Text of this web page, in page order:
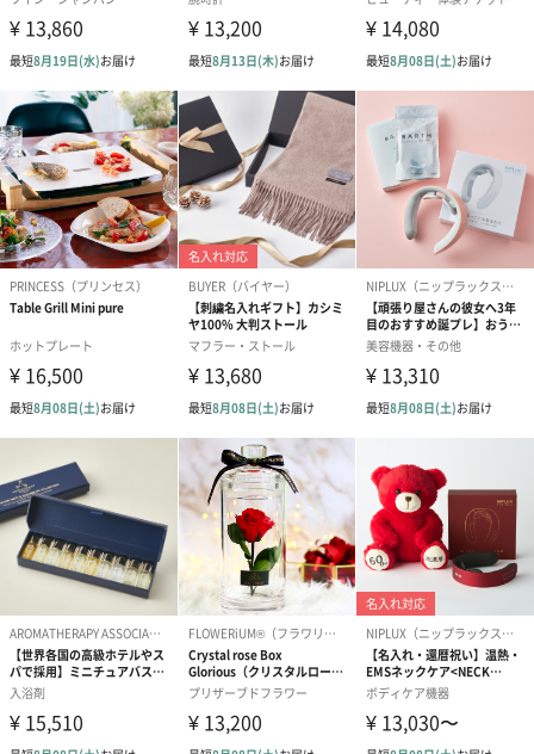
リラックスグッズを同梱してお届けします。
かき氷入浴剤4点セット
（ブルー）（748円）
かき氷入浴剤4点セット
（イエロー）（748円）
バスフラワー
【Thank you
円）
ハンドタオル・ハンカチ
ハンドタオル・ハンカチを同梱してお届けいたします。ギフトへ
の＋αにおすすめです。
花束ハンドタオル（ピ
ンク）（1,760円）
花束ハンドタオル（ブ
ルー）（1,760円）
花束ハンドタ